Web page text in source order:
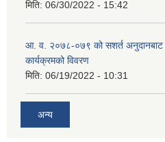
मिति: 06/30/2022 - 15:42
आ. व. २०७८-०७९ को सशर्त अनुदानबाट
कार्यक्रमको विवरण
मिति: 06/19/2022 - 10:31
अन्य